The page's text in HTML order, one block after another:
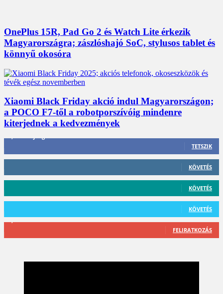
OnePlus 15R, Pad Go 2 és Watch Lite érkezik
Magyarországra; zászlóshajó SoC, stylusos tablet és
könnyű okosóra
Xiaomi Black Friday akció indul Magyarországon;
a POCO F7-től a robotporszívóig mindenre
kiterjednek a kedvezmények
TETSZIK
KÖVETÉS
KÖVETÉS
KÖVETÉS
FELIRATKOZÁS